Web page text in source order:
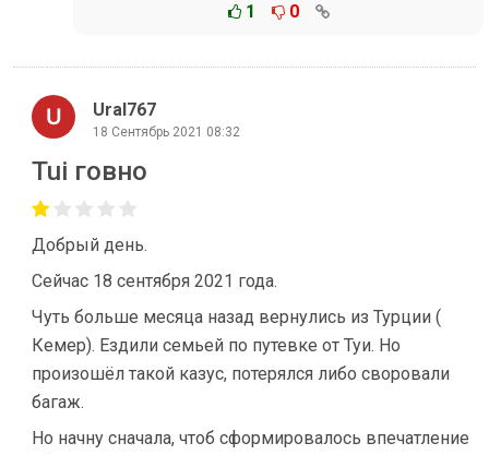
1 0
Ural767
18 Сентябрь 2021 08:32
Tui говно
Добрый день.
Сейчас 18 сентября 2021 года.
Чуть больше месяца назад вернулись из Турции (
Кемер). Ездили семьей по путевке от Туи. Но
произошёл такой казус, потерялся либо своровали
багаж.
Но начну сначала, чтоб сформировалось впечатление